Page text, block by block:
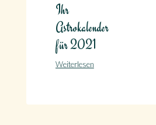
Ihr
Astrokalender
für 2021
Weiterlesen